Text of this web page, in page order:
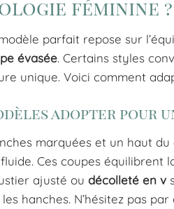
féminine ?
parfait repose sur
évasée. Certains styles
unique. Voici comment
adopter pour
marquées et un haut du
Ces coupes équilibrent
ajusté ou décolleté en v
hanches. N’hésitez pas par